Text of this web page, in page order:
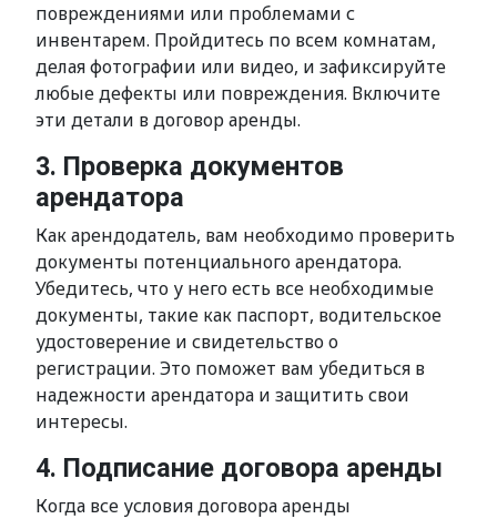
повреждениями или проблемами с
инвентарем. Пройдитесь по всем комнатам,
делая фотографии или видео, и зафиксируйте
любые дефекты или повреждения. Включите
эти детали в договор аренды.
3. Проверка документов
арендатора
Как арендодатель, вам необходимо проверить
документы потенциального арендатора.
Убедитесь, что у него есть все необходимые
документы, такие как паспорт, водительское
удостоверение и свидетельство о
регистрации. Это поможет вам убедиться в
надежности арендатора и защитить свои
интересы.
4. Подписание договора аренды
Когда все условия договора аренды